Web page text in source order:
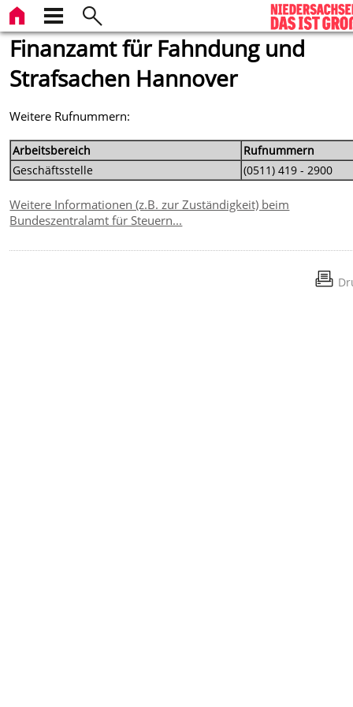
Finanzamt für Fahndung und
Strafsachen Hannover
Weitere Rufnummern:
Arbeitsbereich
Rufnummern
Geschäftsstelle
(0511) 419 - 2900
Weitere Informationen (z.B. zur Zuständigkeit) beim
Bundeszentralamt für Steuern...